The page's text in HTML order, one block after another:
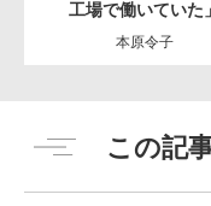
工場で働いていた」
本原令子
この記